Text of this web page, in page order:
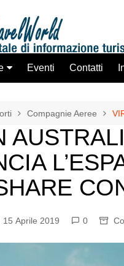
Italia
Ricettive
Associazioni
Servizi
Mercato
Eventi Contatti
Compagnie Aeree
15 Aprile 2019 0